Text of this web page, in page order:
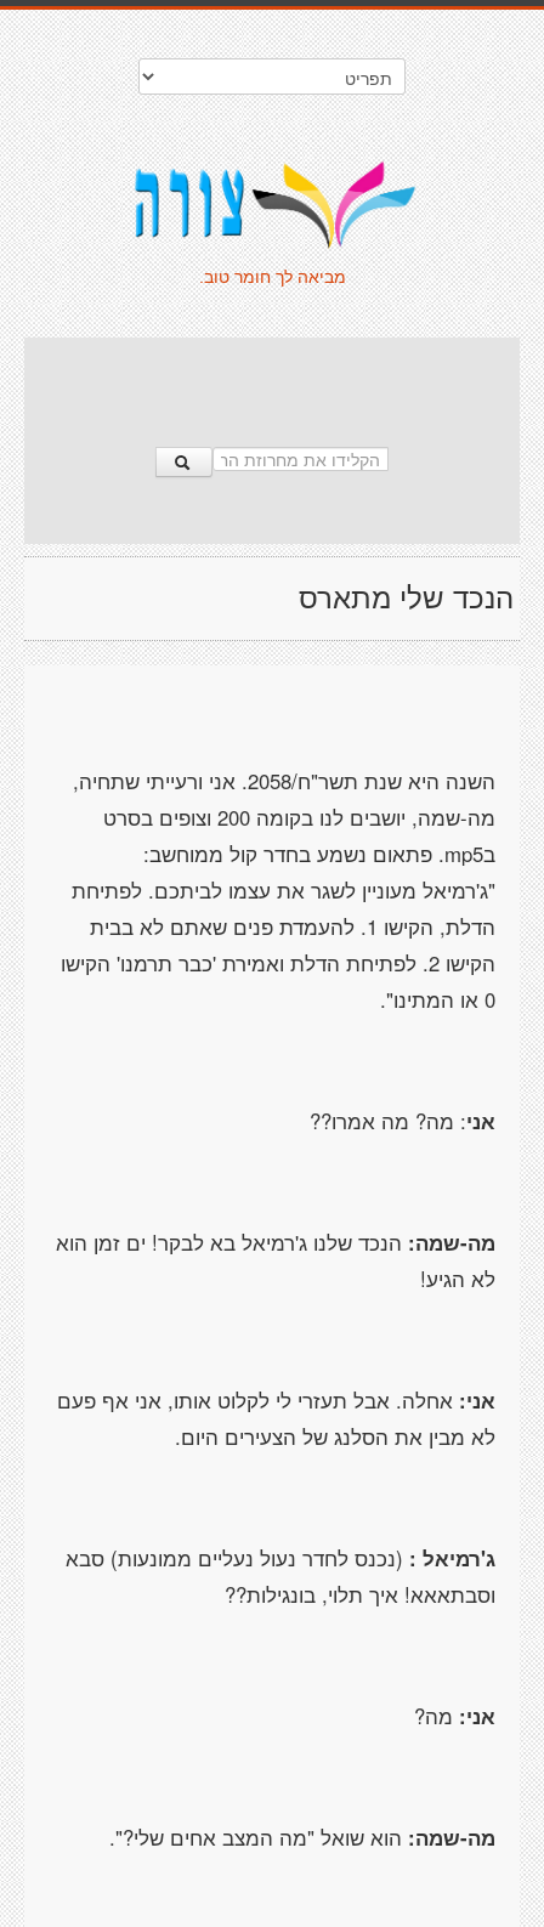
מביאה לך חומר טוב.
הנכד שלי מתארס
השנה היא שנת תשר"ח/2058. אני ורעייתי שתחיה,
מה-שמה, יושבים לנו בקומה 200 וצופים בסרט
בmp5. פתאום נשמע בחדר קול ממוחשב:
"ג'רמיאל מעוניין לשגר את עצמו לביתכם. לפתיחת
הדלת, הקישו 1. להעמדת פנים שאתם לא בבית
הקישו 2. לפתיחת הדלת ואמירת 'כבר תרמנו' הקישו
0 או המתינו".
אני: מה? מה אמרו??
מה-שמה: הנכד שלנו ג'רמיאל בא לבקר! ים זמן הוא
לא הגיע!
אני: אחלה. אבל תעזרי לי לקלוט אותו, אני אף פעם
לא מבין את הסלנג של הצעירים היום.
ג'רמיאל : (נכנס לחדר נעול נעליים ממונעות) סבא
וסבתאאא! איך תלוי, בונגילות??
אני: מה?
מה-שמה: הוא שואל "מה המצב אחים שלי?".